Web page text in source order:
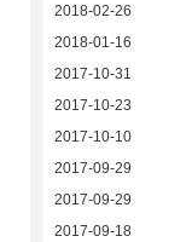
2018-02-26
2018-01-16
2017-10-31
2017-10-23
2017-10-10
2017-09-29
2017-09-29
2017-09-18